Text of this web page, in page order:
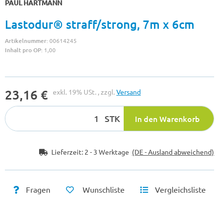
PAUL HARTMANN
Lastodur® straff/strong, 7m x 6cm
Artikelnummer:00614245
Inhalt pro OP: 1,00
23,16 € exkl. 19% USt. , zzgl.Versand
STK In den Warenkorb
Lieferzeit: 2 - 3 Werktage (DE - Ausland abweichend)
Fragen Wunschliste Vergleichsliste